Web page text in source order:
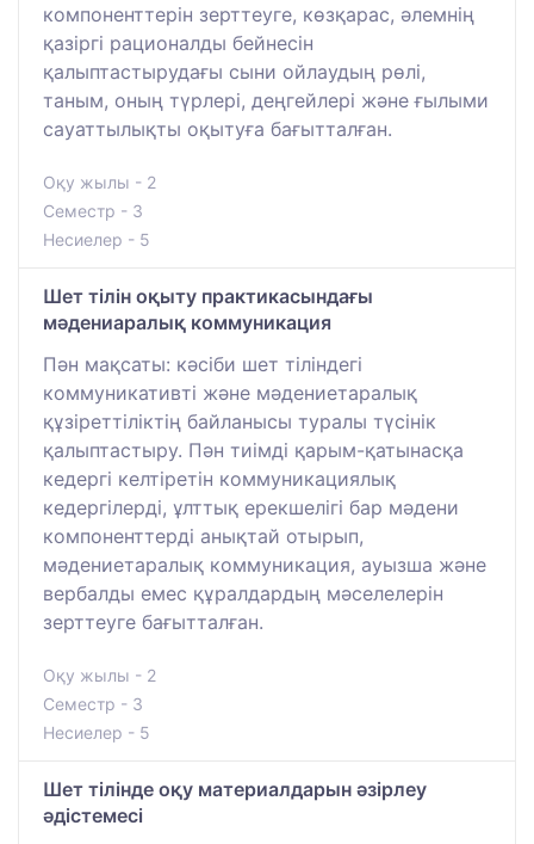
компоненттерін зерттеуге, көзқарас, әлемнің
қазіргі рационалды бейнесін
қалыптастырудағы сыни ойлаудың рөлі,
таным, оның түрлері, деңгейлері және ғылыми
сауаттылықты оқытуға бағытталған.
Оқу жылы - 2
Семестр - 3
Несиелер - 5
Шет тілін оқыту практикасындағы
мәдениаралық коммуникация
Пән мақсаты: кəсіби шет тіліндегі
коммуникативті жəне мəдениетаралық
құзіреттіліктің байланысы туралы түсінік
қалыптастыру. Пән тиімді қарым-қатынасқа
кедергі келтіретін коммуникациялық
кедергілерді, ұлттық ерекшелігі бар мәдени
компоненттерді анықтай отырып,
мәдениетаралық коммуникация, ауызша және
вербалды емес құралдардың мәселелерін
зерттеуге бағытталған.
Оқу жылы - 2
Семестр - 3
Несиелер - 5
Шет тілінде оқу материалдарын әзірлеу
әдістемесі